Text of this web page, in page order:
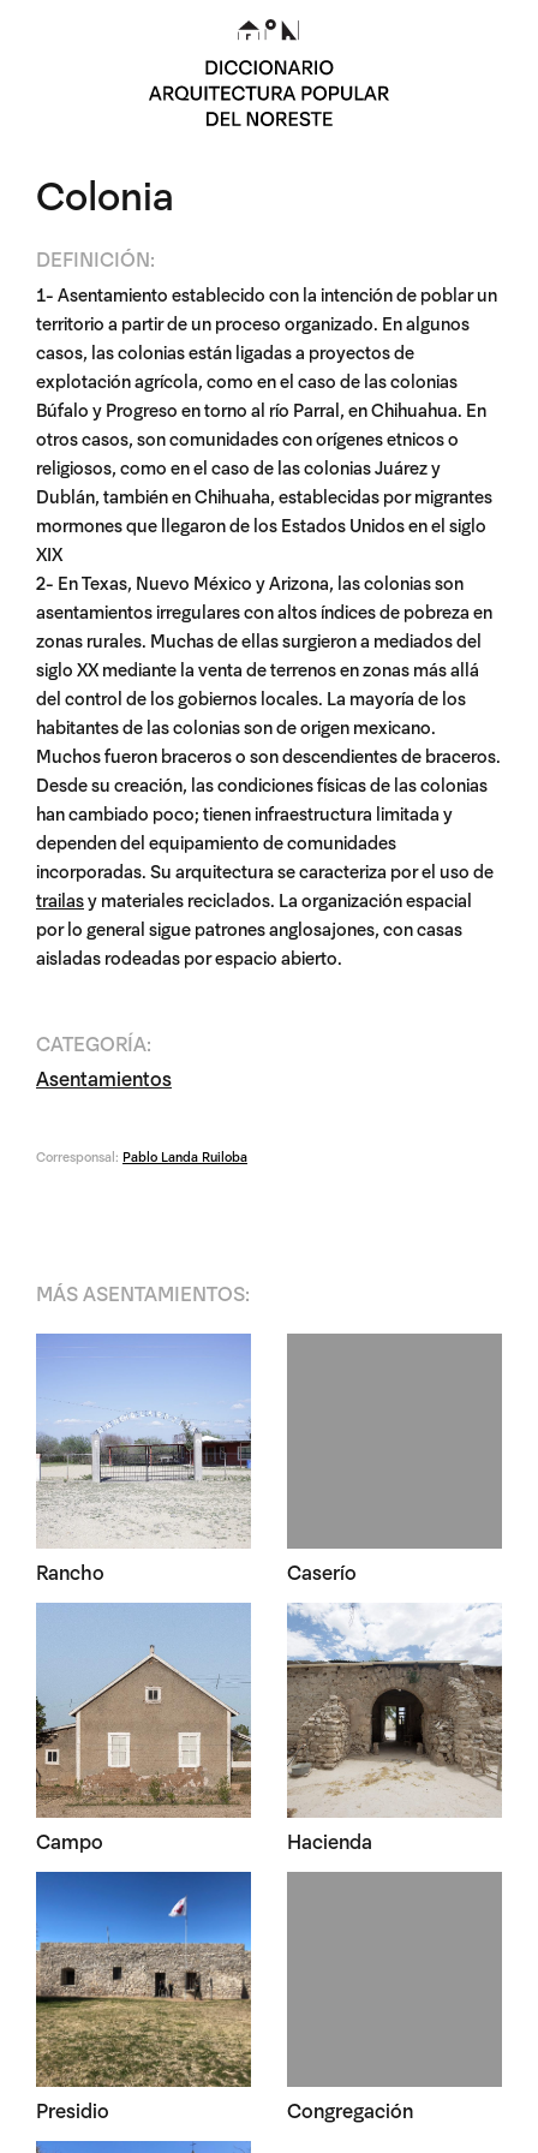
Colonia
DEFINICIÓN:
1- Asentamiento establecido con la intención de poblar un
territorio a partir de un proceso organizado. En algunos
casos, las colonias están ligadas a proyectos de
explotación agrícola, como en el caso de las colonias
Búfalo y Progreso en torno al río Parral, en Chihuahua. En
otros casos, son comunidades con orígenes etnicos o
religiosos, como en el caso de las colonias Juárez y
Dublán, también en Chihuaha, establecidas por migrantes
mormones que llegaron de los Estados Unidos en el siglo
XIX
2- En Texas, Nuevo México y Arizona, las colonias son
asentamientos irregulares con altos índices de pobreza en
zonas rurales. Muchas de ellas surgieron a mediados del
siglo XX mediante la venta de terrenos en zonas más allá
del control de los gobiernos locales. La mayoría de los
habitantes de las colonias son de origen mexicano.
Muchos fueron braceros o son descendientes de braceros.
Desde su creación, las condiciones físicas de las colonias
han cambiado poco; tienen infraestructura limitada y
dependen del equipamiento de comunidades
incorporadas. Su arquitectura se caracteriza por el uso de
trailasy materiales reciclados. La organización espacial
por lo general sigue patrones anglosajones, con casas
aisladas rodeadas por espacio abierto.
CATEGORÍA:
Asentamientos
Corresponsal: Pablo Landa Ruiloba
MÁS ASENTAMIENTOS:
Rancho Caserío
Campo Hacienda
Presidio Congregación